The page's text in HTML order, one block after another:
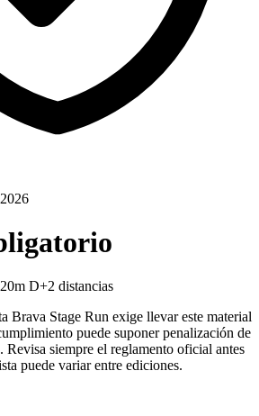
D+2 distancias
Brava Stage Run exige llevar este material
puede suponer penalización de
siempre el reglamento oficial antes
puede variar entre ediciones.